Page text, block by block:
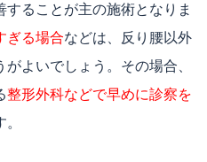
ることが主の施術となりま
ぎる場合などは、反り腰以外
よいでしょう。その場合、
整形外科などで早めに診察を